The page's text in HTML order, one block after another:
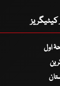
کیٹیگریز
اول